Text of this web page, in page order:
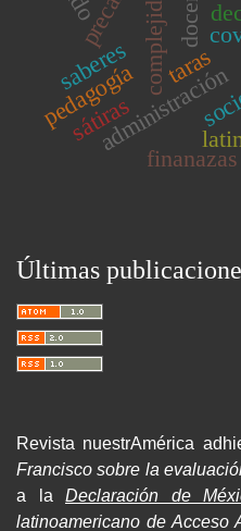
complejidad
administración
pedagogía
finanazas
taras
sátiras
saberes
Últimas
Revista nuestrAmérica
Francisco sobre la
a la Declaración de
latinoamericano de Acceso